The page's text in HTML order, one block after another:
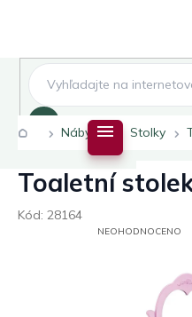
DomůNábytek Stolky
Toaletní
Kód: 28164
PRŮMĚRNÉNEOHODNOCENO